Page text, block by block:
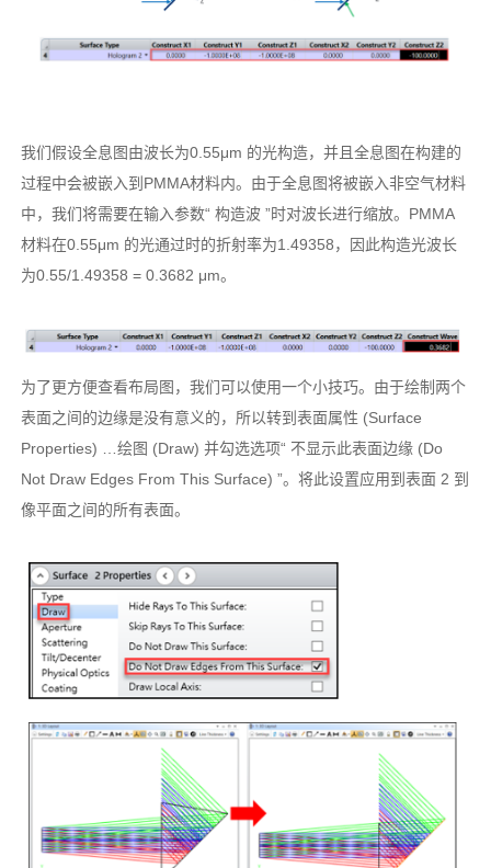
我们假设全息图由波长为0.55μm 的光构造，并且全息图在构建的
过程中会被嵌入到PMMA材料内。由于全息图将被嵌入非空气材料
中，我们将需要在输入参数“ 构造波 ”时对波长进行缩放。PMMA
材料在0.55μm 的光通过时的折射率为1.49358，因此构造光波长
为0.55/1.49358 = 0.3682 μm。
为了更方便查看布局图，我们可以使用一个小技巧。由于绘制两个
表面之间的边缘是没有意义的，所以转到表面属性 (Surface
Properties) …绘图 (Draw) 并勾选选项“ 不显示此表面边缘 (Do
Not Draw Edges From This Surface) ”。将此设置应用到表面 2 到
像平面之间的所有表面。